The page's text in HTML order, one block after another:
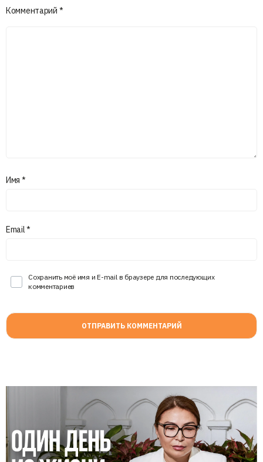
Комментарий *
Имя *
Email*
Сохранить моё имя и E-mail в браузере для последующих
комментариев